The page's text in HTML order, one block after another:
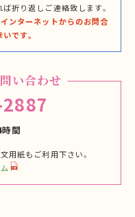
折り返しご連絡致します。
ンターネットからのお問合
です。
い合わせ
間
用紙もご利用下さい。